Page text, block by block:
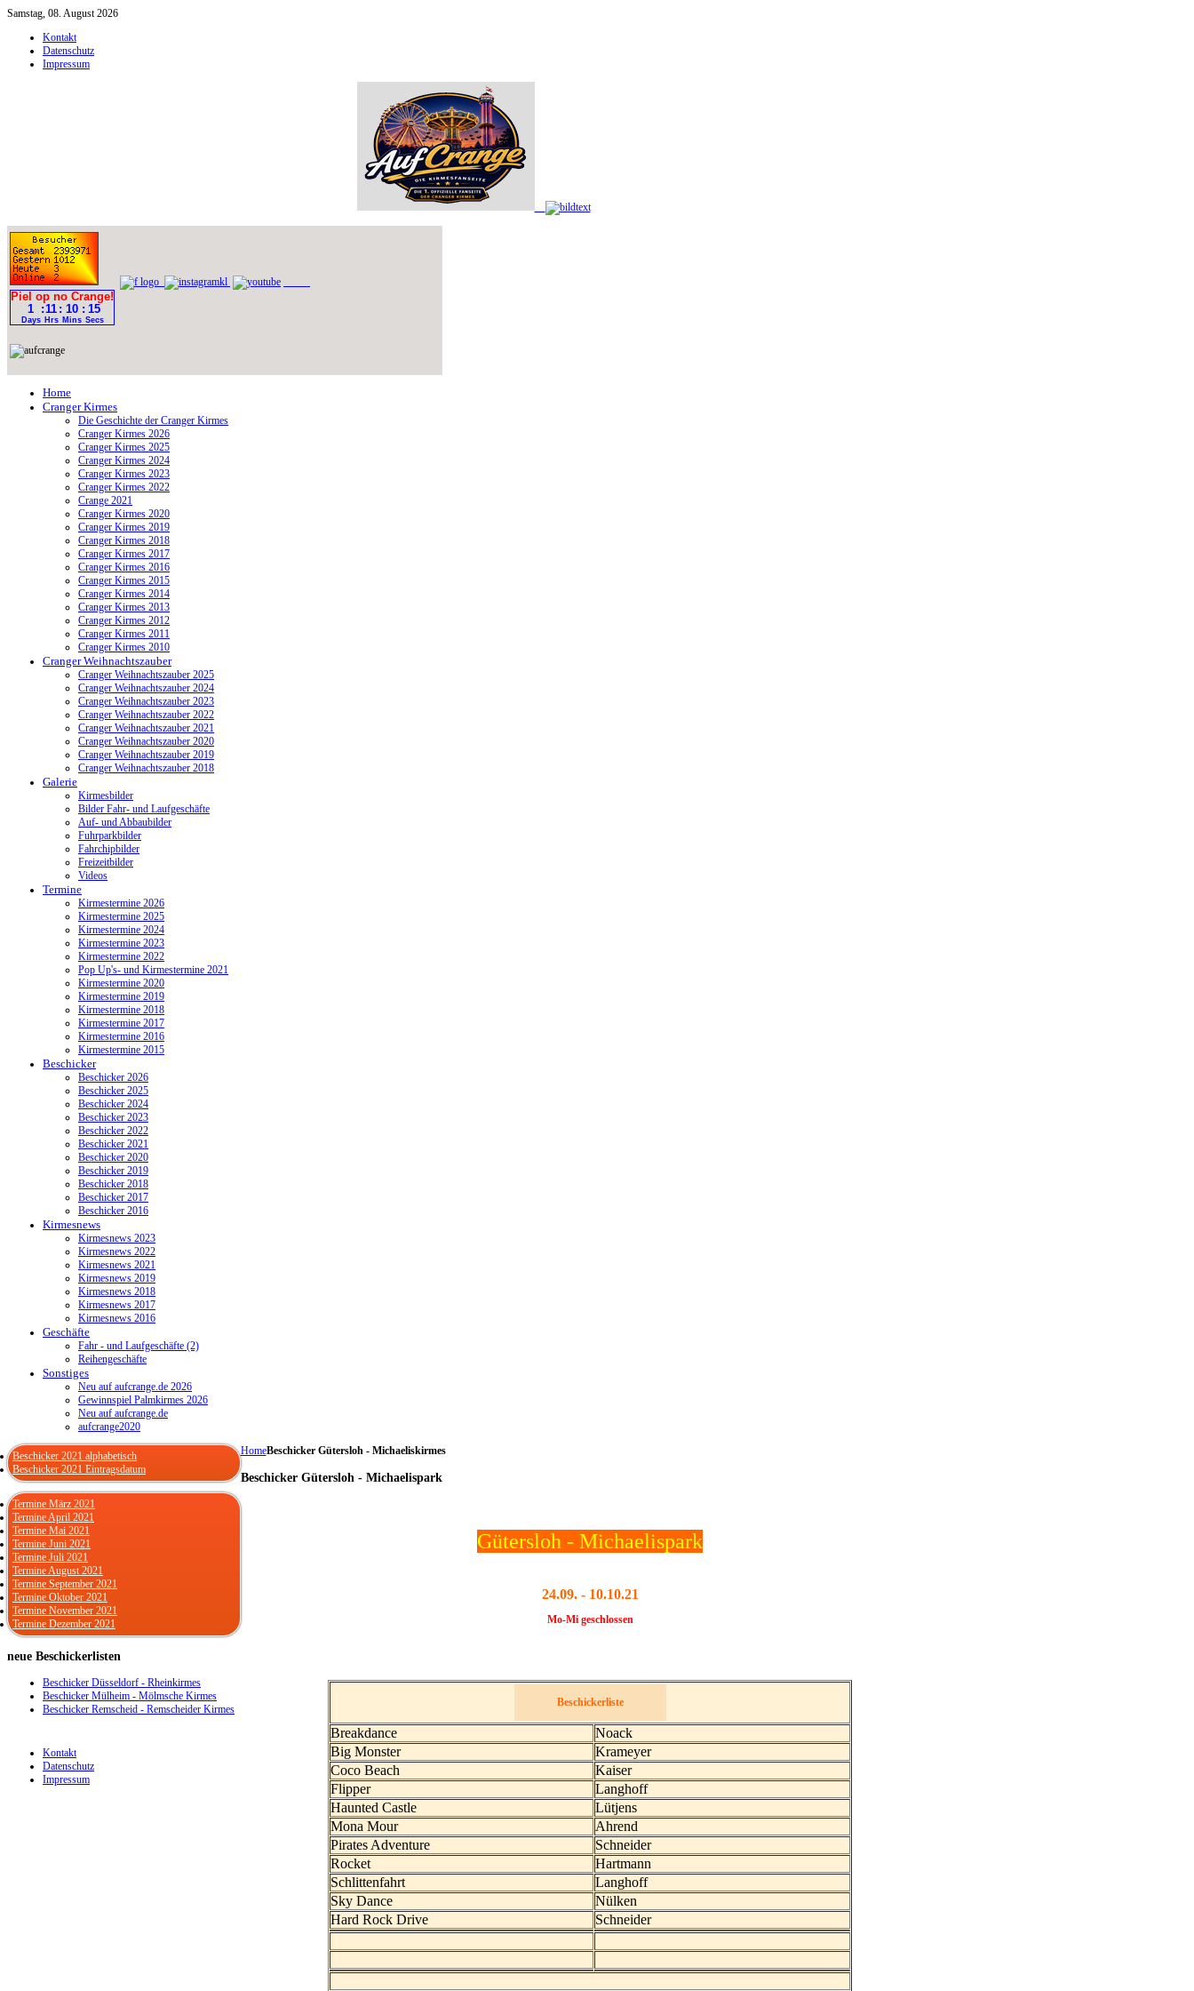
Samstag, 08. August 2026
Kontakt
Datenschutz
Impressum
Home
Cranger Kirmes
Die Geschichte der Cranger Kirmes
Cranger Kirmes 2026
Cranger Kirmes 2025
Cranger Kirmes 2024
Cranger Kirmes 2023
Cranger Kirmes 2022
Crange 2021
Cranger Kirmes 2020
Cranger Kirmes 2019
Cranger Kirmes 2018
Cranger Kirmes 2017
Cranger Kirmes 2016
Cranger Kirmes 2015
Cranger Kirmes 2014
Cranger Kirmes 2013
Cranger Kirmes 2012
Cranger Kirmes 2011
Cranger Kirmes 2010
Cranger Weihnachtszauber
Cranger Weihnachtszauber 2025
Cranger Weihnachtszauber 2024
Cranger Weihnachtszauber 2023
Cranger Weihnachtszauber 2022
Cranger Weihnachtszauber 2021
Cranger Weihnachtszauber 2020
Cranger Weihnachtszauber 2019
Cranger Weihnachtszauber 2018
Galerie
Kirmesbilder
Bilder Fahr- und Laufgeschäfte
Auf- und Abbaubilder
Fuhrparkbilder
Fahrchipbilder
Freizeitbilder
Videos
Termine
Kirmestermine 2026
Kirmestermine 2025
Kirmestermine 2024
Kirmestermine 2023
Kirmestermine 2022
Pop Up's- und Kirmestermine 2021
Kirmestermine 2020
Kirmestermine 2019
Kirmestermine 2018
Kirmestermine 2017
Kirmestermine 2016
Kirmestermine 2015
Beschicker
Beschicker 2026
Beschicker 2025
Beschicker 2024
Beschicker 2023
Beschicker 2022
Beschicker 2021
Beschicker 2020
Beschicker 2019
Beschicker 2018
Beschicker 2017
Beschicker 2016
Kirmesnews
Kirmesnews 2023
Kirmesnews 2022
Kirmesnews 2021
Kirmesnews 2019
Kirmesnews 2018
Kirmesnews 2017
Kirmesnews 2016
Geschäfte
Fahr - und Laufgeschäfte (2)
Reihengeschäfte
Sonstiges
Neu auf aufcrange.de 2026
Gewinnspiel Palmkirmes 2026
Neu auf aufcrange.de
aufcrange2020
HomeBeschicker Gütersloh - Michaeliskirmes
Beschicker Gütersloh - Michaelispark
Gütersloh - Michaelispark
24.09. - 10.10.21
Mo-Mi geschlossen
Beschickerliste
Breakdance
Noack
Big Monster
Krameyer
Coco Beach
Kaiser
Flipper
Langhoff
Haunted Castle
Lütjens
Mona Mour
Ahrend
Pirates Adventure
Schneider
Rocket
Hartmann
Schlittenfahrt
Langhoff
Sky Dance
Nülken
Hard Rock Drive
Schneider
Beschicker 2021 alphabetisch
Beschicker 2021 Eintragsdatum
Termine März 2021
Termine April 2021
Termine Mai 2021
Termine Juni 2021
Termine Juli 2021
Termine August 2021
Termine September 2021
Termine Oktober 2021
Termine November 2021
Termine Dezember 2021
neue Beschickerlisten
Beschicker Düsseldorf - Rheinkirmes
Beschicker Mülheim - Mölmsche Kirmes
Beschicker Remscheid - Remscheider Kirmes
Kontakt
Datenschutz
Impressum